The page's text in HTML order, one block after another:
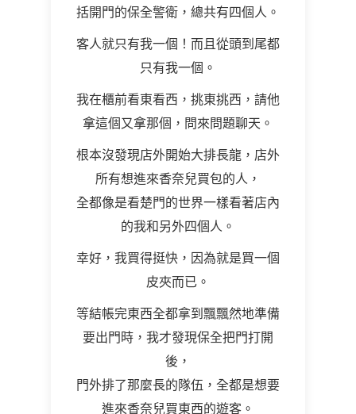
括開門的保全警衛，總共有四個人。
客人就只有我一個！而且從頭到尾都
只有我一個。
我在櫃前看東看西，挑東挑西，請他
拿這個又拿那個，問來問題聊天。
根本沒發現店外開始大排長龍，店外
所有想進來香奈兒買包的人，
全都像是看楚門的世界一樣看著店內
的我和另外四個人。
幸好，我買得挺快，因為就是買一個
皮夾而已。
等結帳完東西全都拿到飄飄然地準備
要出門時，我才發現保全把門打開
後，
門外排了那麼長的隊伍，全都是想要
進來香奈兒買東西的遊客。